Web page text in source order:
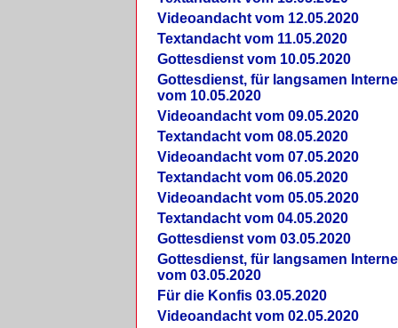
Videoandacht vom 12.05.2020
Textandacht vom 11.05.2020
Gottesdienst vom 10.05.2020
Gottesdienst, für langsamen
vom 10.05.2020
Videoandacht vom 09.05.2020
Textandacht vom 08.05.2020
Videoandacht vom 07.05.2020
Textandacht vom 06.05.2020
Videoandacht vom 05.05.2020
Textandacht vom 04.05.2020
Gottesdienst vom 03.05.2020
Gottesdienst, für langsamen
vom 03.05.2020
Für die Konfis 03.05.2020
Videoandacht vom 02.05.2020